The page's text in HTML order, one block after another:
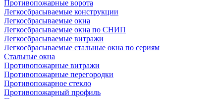
Противопожарные ворота
Легкосбрасываемые конструкции
Легкосбрасываемые окна
Легкосбрасываемые окна по СНИП
Легкосбрасываемые витражи
Легкосбрасываемые стальные окна по сериям
Стальные окна
Противопожарные витражи
Противопожарные перегородки
Противопожарное стекло
Противопожарный профиль